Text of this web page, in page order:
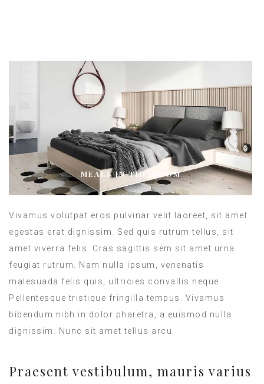
MEALS IN THE ROOM
Vivamus volutpat eros pulvinar velit laoreet, sit amet
egestas erat dignissim. Sed quis rutrum tellus, sit
amet viverra felis. Cras sagittis sem sit amet urna
feugiat rutrum. Nam nulla ipsum, venenatis
malesuada felis quis, ultricies convallis neque.
Pellentesque tristique fringilla tempus. Vivamus
bibendum nibh in dolor pharetra, a euismod nulla
dignissim. Nunc sit amet tellus arcu.
Praesent vestibulum, mauris varius